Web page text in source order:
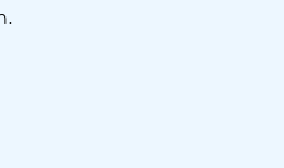
.